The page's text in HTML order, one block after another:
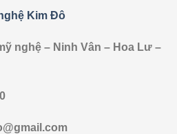
Kim Đô
nghệ – Ninh Vân – Hoa Lư –